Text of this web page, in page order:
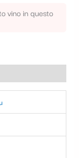
vino in questo